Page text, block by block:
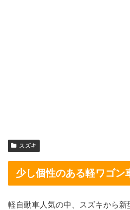
スズキ
少し個性のある軽ワゴン
軽自動車人気の中、スズキから新